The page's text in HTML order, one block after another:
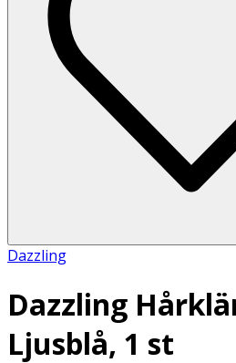
Dazzling
Dazzling
Ljusblå, 1 st